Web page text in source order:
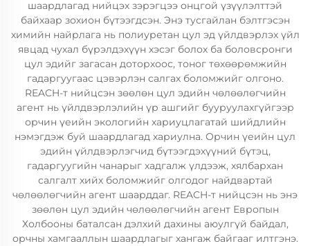
шаардлагад нийцэх зэрэгцээ онцгой үзүүлэлттэй
байхаар зохион бүтээгдсэн. Энэ тусгайлан бэлтгэсэн
химийн найрлага нь полиуретан цул эд үйлдвэрлэх үйл
явцад чухал бүрэлдэхүүн хэсэг болох ба боловсронги
цул эдийг загасан доторхоос, тоног төхөөрөмжийн
гадаргуугаас цэвэрлэн салгах боломжийг олгоно.
REACH-т нийцсэн зөөлөн цул эдийн чөлөөлөгчийн
агент нь үйлдвэрлэлийн үр ашгийг бууруулахгүйгээр
орчин үеийн экологийн хариуцлагатай шийдлийн
нэмэгдэж буй шаардлагад хариулна. Орчин үеийн цул
эдийн үйлдвэрлэгчид бүтээгдэхүүний бүтэц,
гадаргуугийн чанарыг хадгалж үлдээж, хялбархан
салгалт хийх боломжийг олгодог найдвартай
чөлөөлөгчийн агент шаарддаг. REACH-т нийцсэн нь энэ
зөөлөн цул эдийн чөлөөлөгчийн агент Европын
Холбооны баталсан дэлхий дахины аюулгүй байдал,
орчны хамгааллын шаардлагыг хангаж байгааг илтгэнэ.